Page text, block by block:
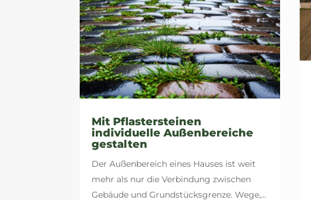
Mit Pflastersteinen
individuelle Außenbereiche
gestalten
Der Außenbereich eines Hauses ist weit
mehr als nur die Verbindung zwischen
Gebäude und Grundstücksgrenze. Wege,...